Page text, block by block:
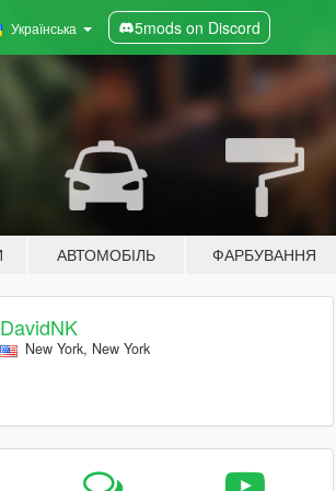
Українська 5mods on Discord
АВТОМОБІЛЬ ФАРБУВАННЯ
DavidNK
New York, New York